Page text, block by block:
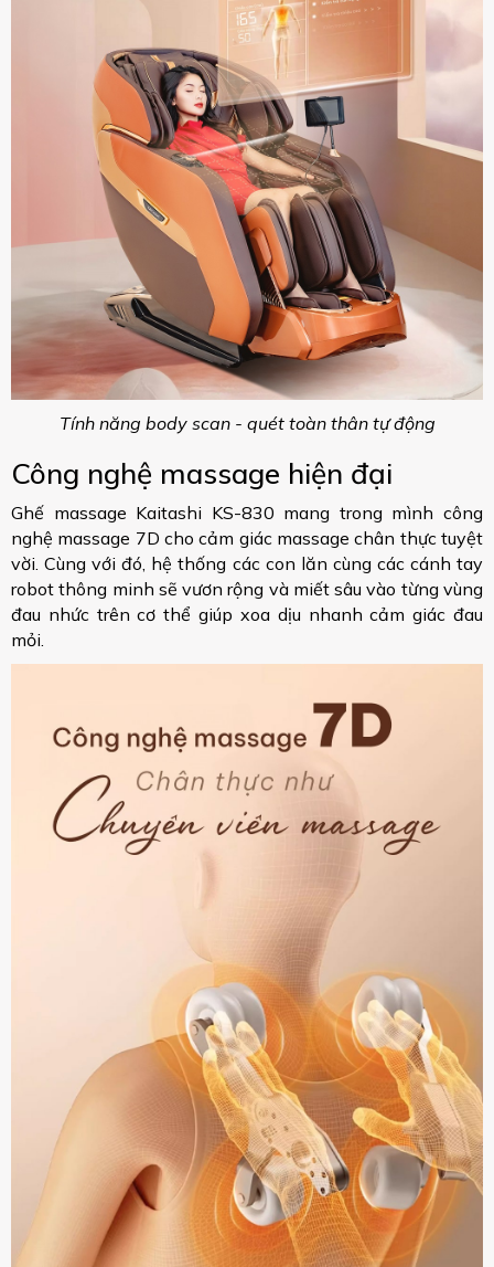
Tính năng body scan - quét toàn thân tự động
Công nghệ massage hiện đại
Ghế massage Kaitashi KS-830 mang trong mình công
nghệ massage 7D cho cảm giác massage chân thực tuyệt
vời. Cùng với đó, hệ thống các con lăn cùng các cánh tay
robot thông minh sẽ vươn rộng và miết sâu vào từng vùng
đau nhức trên cơ thể giúp xoa dịu nhanh cảm giác đau
mỏi.